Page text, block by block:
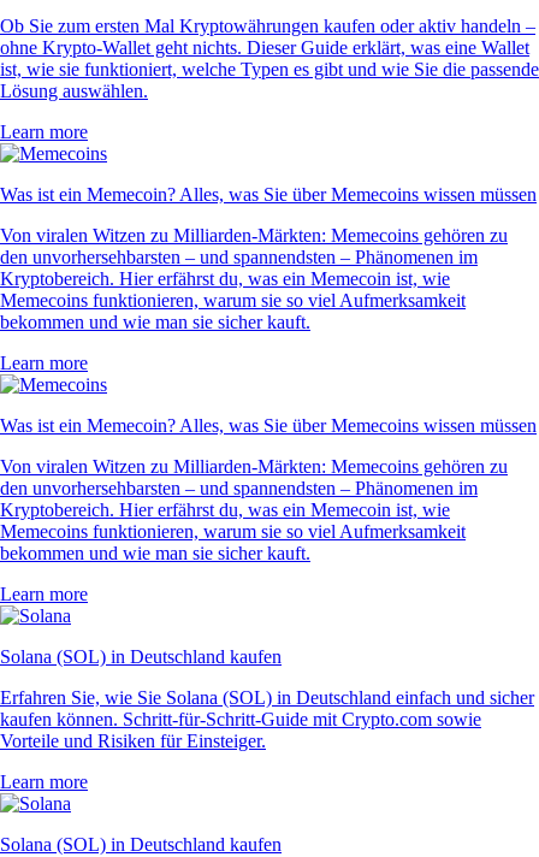
Ob Sie zum ersten Mal Kryptowährungen kaufen oder aktiv handeln –
ohne Krypto-Wallet geht nichts. Dieser Guide erklärt, was eine Wallet
ist, wie sie funktioniert, welche Typen es gibt und wie Sie die passende
Lösung auswählen.
Learn more
Was ist ein Memecoin? Alles, was Sie über Memecoins wissen müssen
Von viralen Witzen zu Milliarden-Märkten: Memecoins gehören zu
den unvorhersehbarsten – und spannendsten – Phänomenen im
Kryptobereich. Hier erfährst du, was ein Memecoin ist, wie
Memecoins funktionieren, warum sie so viel Aufmerksamkeit
bekommen und wie man sie sicher kauft.
Learn more
Was ist ein Memecoin? Alles, was Sie über Memecoins wissen müssen
Von viralen Witzen zu Milliarden-Märkten: Memecoins gehören zu
den unvorhersehbarsten – und spannendsten – Phänomenen im
Kryptobereich. Hier erfährst du, was ein Memecoin ist, wie
Memecoins funktionieren, warum sie so viel Aufmerksamkeit
bekommen und wie man sie sicher kauft.
Learn more
Solana (SOL) in Deutschland kaufen
Erfahren Sie, wie Sie Solana (SOL) in Deutschland einfach und sicher
kaufen können. Schritt-für-Schritt-Guide mit Crypto.com sowie
Vorteile und Risiken für Einsteiger.
Learn more
Solana (SOL) in Deutschland kaufen